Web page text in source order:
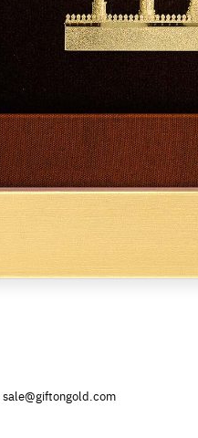
sale@giftongold.com